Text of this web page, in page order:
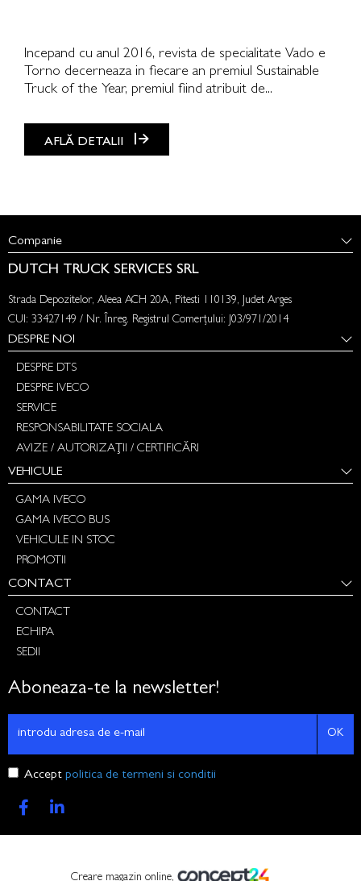
Incepand cu anul 2016, revista de specialitate Vado e
Torno decerneaza in fiecare an premiul Sustainable
Truck of the Year, premiul fiind atribuit de...
AFLĂ DETALII
Companie
DUTCH TRUCK SERVICES SRL
Strada Depozitelor, Aleea ACH 20A, Pitesti 110139, Judet Arges
CUI: 33427149 / Nr. Înreg. Registrul Comerțului: J03/971/2014
DESPRE NOI
DESPRE DTS
DESPRE IVECO
SERVICE
RESPONSABILITATE SOCIALA
AVIZE / AUTORIZAȚII / CERTIFICĂRI
VEHICULE
GAMA IVECO
GAMA IVECO BUS
VEHICULE IN STOC
PROMOTII
CONTACT
CONTACT
ECHIPA
SEDII
Aboneaza-te la newsletter!
OK
Accept politica de termeni si conditii
Creare magazin online,